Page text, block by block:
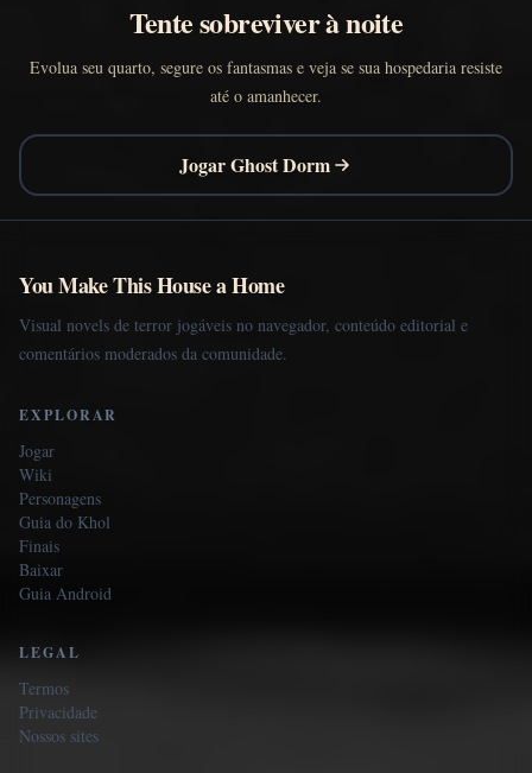
Tente sobreviver à noite
Evolua seu quarto, segure os fantasmas e veja se sua hospedaria resiste
até o amanhecer.
Jogar Ghost Dorm
You Make This House a Home
Visual novels de terror jogáveis no navegador, conteúdo editorial e
comentários moderados da comunidade.
EXPLORAR
Jogar
Wiki
Personagens
Guia do Khol
Finais
Baixar
Guia Android
LEGAL
Termos
Privacidade
Nossos sites